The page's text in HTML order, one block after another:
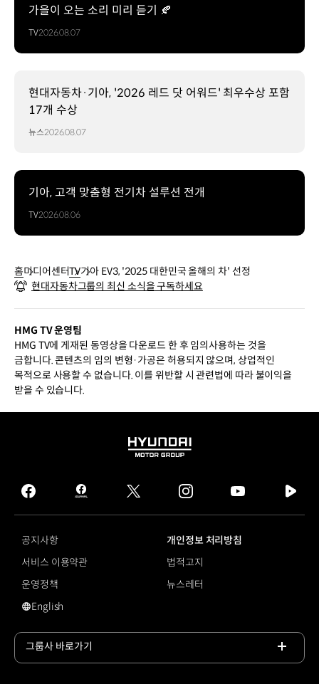
가을이 오는 소리 미리 듣기 🍂
TV2026.08.07
현대자동차·기아, '2026 레드 닷 어워드' 최우수상 포함
17개 수상
뉴스2026.08.07
기아, 고객 맞춤형 전기차 설루션 전개
TV2026.08.06
홈미디어센터TV기아 EV3, '2025 대한민국 올해의 차' 선정
현대자동차그룹의 최신 소식을 구독하세요
HMG TV 운영팀
HMG TV에 게재된 동영상을 다운로드 한 후 임의사용하는 것을
금합니다. 콘텐츠의 임의 변형·가공은 허용되지 않으며, 상업적인
목적으로 사용할 수 없습니다. 이를 위반할 시 관련법에 따라 불이익을
받을 수 있습니다.
HYUNDAI
GROUP
facebook
hmg
journal
twitter instagram
tv
공지사항
개인정보 처리방침
서비스 이용약관
법적고지
운영정책
뉴스레터
영문 사이트로 이동
English
그룹사 바로가기